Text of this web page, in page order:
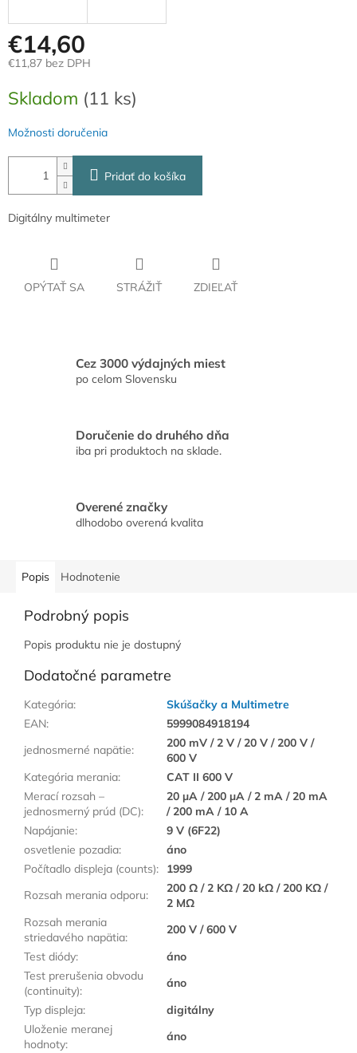
€14,60
€11,87 bez DPH
cena:
Skladom (11 ks)
Možnosti doručenia
Pridať do košíka
Digitálny multimeter
OPÝTAŤ SA STRÁŽIŤ ZDIEĽAŤ
Cez 3000 výdajných miest
po celom Slovensku
Doručenie do druhého dňa
iba pri produktoch na sklade.
Overené značky
dlhodobo overená kvalita
Popis Hodnotenie
Podrobný popis
Popis produktu nie je dostupný
Dodatočné parametre
Kategória:
Skúšačky a Multimetre
EAN:
5999084918194
jednosmerné napätie:
200 mV / 2 V / 20 V / 200 V /
600 V
Kategória merania:
CAT II 600 V
Merací rozsah –
jednosmerný prúd (DC):
20 µA / 200 µA / 2 mA / 20 mA
/ 200 mA / 10 A
Napájanie:
9 V (6F22)
osvetlenie pozadia:
áno
Počítadlo displeja (counts):
1999
Rozsah merania odporu:
200 Ω / 2 KΩ / 20 kΩ / 200 KΩ /
2 MΩ
Rozsah merania
striedavého napätia:
200 V / 600 V
Test diódy:
áno
Test prerušenia obvodu
(continuity):
áno
Typ displeja:
digitálny
Uloženie meranej
hodnoty:
áno